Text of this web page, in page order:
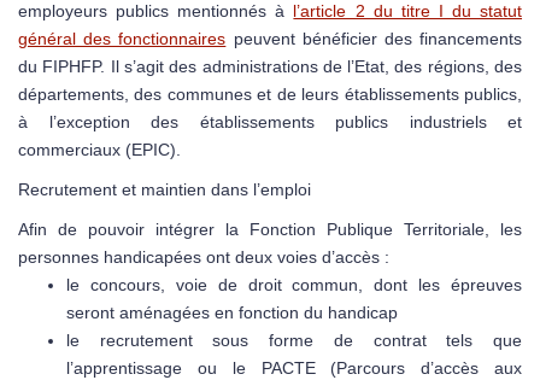
employeurs publics mentionnés à l’article 2 du titre I du statut
général des fonctionnaires peuvent bénéficier des financements
du FIPHFP. Il s’agit des administrations de l’Etat, des régions, des
départements, des communes et de leurs établissements publics,
à l’exception des établissements publics industriels et
commerciaux (EPIC).
Recrutement et maintien dans l’emploi
Afin de pouvoir intégrer la Fonction Publique Territoriale, les
personnes handicapées ont deux voies d’accès :
le concours, voie de droit commun, dont les épreuves
seront aménagées en fonction du handicap
le recrutement sous forme de contrat tels que
l’apprentissage ou le PACTE (Parcours d’accès aux